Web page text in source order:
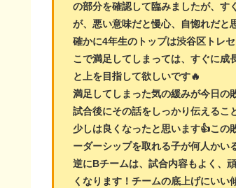
の部分を確認して臨みましたが、す
が、悪い意味だと慢心、自惚れだと
確かに4年生のトップは渋谷区トレ
こで満足してしまっては、すぐに成
と上を目指して欲しいです🔥
満足してしまった気の緩みが今日の
試合後にその話をしっかり伝えるこ
少しは良くなったと思います👍この
ーダーシップを取れる子が何人かい
逆にBチームは、試合内容もよく、
くなります！チームの底上げにいい